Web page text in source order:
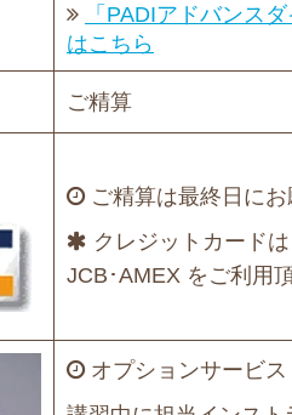
「PADIアドバンス
はこちら
ご精算
ご精算は最終日に
クレジットカード
JCB･AMEX をご利用
オプションサービス